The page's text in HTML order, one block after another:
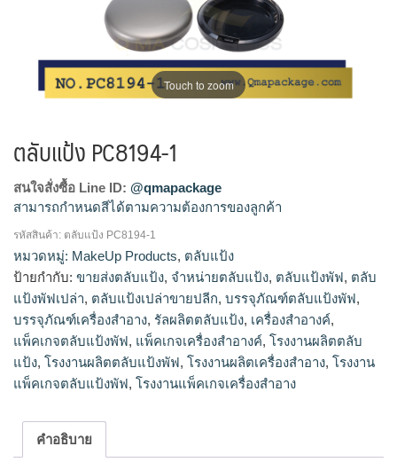
Touch to zoom
ตลับแป้ง PC8194-1
สนใจสั่งซื้อ Line ID: @qmapackage
สามารถกำหนดสีได้ตามความต้องการของลูกค้า
โรงงานผลิตตลับแป้ง,ขายส่งตลับแป้ง,จำหน่ายตลับแป้ง,รัลผลิต
ตลับแป้ง,ตลับแป้งเปล่าขายปลีก
รหัสสินค้า: ตลับแป้ง PC8194-1
หมวดหมู่: MakeUp Products, ตลับแป้ง
ป้ายกำกับ: ขายส่งตลับแป้ง, จำหน่ายตลับแป้ง, ตลับแป้งพัฟ, ตลับ
แป้งพัฟเปล่า, ตลับแป้งเปล่าขายปลีก, บรรจุภัณฑ์ตลับแป้งพัฟ,
บรรจุภัณฑ์เครื่องสำอาง, รัลผลิตตลับแป้ง, เครื่องสำอางค์,
แพ็คเกจตลับแป้งพัฟ, แพ็คเกจเครื่องสำอางค์, โรงงานผลิตตลับ
แป้ง, โรงงานผลิตตลับแป้งพัฟ, โรงงานผลิตเครื่องสำอาง, โรงงาน
แพ็คเกจตลับแป้งพัฟ, โรงงานแพ็คเกจเครื่องสำอาง
คำอธิบาย